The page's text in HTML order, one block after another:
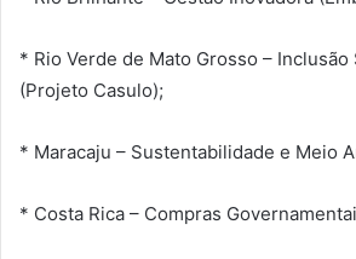
* Rio Verde de Mato Grosso –
(Projeto Casulo);
* Maracaju – Sustentabilidade e Meio
* Costa Rica – Compras